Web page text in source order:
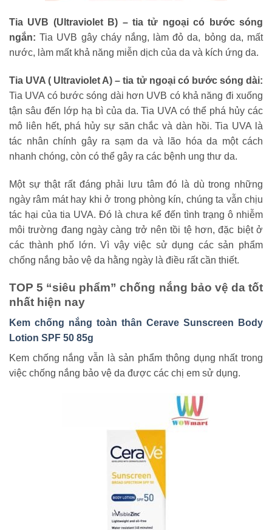
Tia UVB (Ultraviolet B) – tia tử ngoại có bước sóng
ngắn: Tia UVB gây cháy nắng, làm đỏ da, bỏng da, mất
nước, làm mất khả năng miễn dịch của da và kích ứng da.
Tia UVA ( Ultraviolet A) – tia tử ngoại có bước sóng dài:
Tia UVA có bước sóng dài hơn UVB có khả năng đi xuống
tận sâu đến lớp hạ bì của da. Tia UVA có thể phá hủy các
mô liên hết, phá hủy sự săn chắc và dàn hồi. Tia UVA là
tác nhân chính gây ra sạm da và lão hóa da một cách
nhanh chóng, còn có thể gây ra các bệnh ung thư da.
Một sự thật rất đáng phải lưu tâm đó là dù trong những
ngày râm mát hay khi ở trong phòng kín, chúng ta vẫn chịu
tác hại của tia UVA. Đó là chưa kể đến tình trạng ô nhiễm
môi trường đang ngày càng trở nên tồi tệ hơn, đặc biệt ở
các thành phố lớn. Vì vậy việc sử dụng các sản phẩm
chống nắng bảo vệ da hằng ngày là điều rất cần thiết.
TOP 5 “siêu phẩm” chống nắng bảo vệ da tốt
nhất hiện nay
Kem chống nắng toàn thân Cerave Sunscreen Body
Lotion SPF 50 85g
Kem chống nắng vẫn là sản phẩm thông dụng nhất trong
việc chống nắng bảo vệ da được các chị em sử dụng.